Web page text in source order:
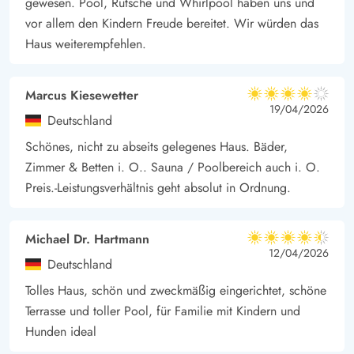
vor allem den Kindern Freude bereitet. Wir würden das
Haus weiterempfehlen.
Marcus Kiesewetter
Deutschland
4 von 5
4 von 5
4 out of 5
19/04/2026
Schönes, nicht zu abseits gelegenes Haus. Bäder,
Zimmer & Betten i. O.. Sauna / Poolbereich auch i. O.
Preis.-Leistungsverhältnis geht absolut in Ordnung.
Michael Dr. Hartmann
Deutschland
4.5 von 5
4.5 von 5
4.5 out of 5
12/04/2026
Tolles Haus, schön und zweckmäßig eingerichtet, schöne
Terrasse und toller Pool, für Familie mit Kindern und
Hunden ideal